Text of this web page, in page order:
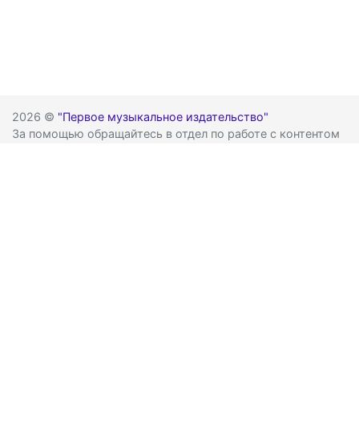
2026 © "Первое музыкальное издательство"
За помощью обращайтесь в отдел по работе с контентом